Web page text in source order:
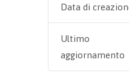
Data di
Ultimo
aggiornamento